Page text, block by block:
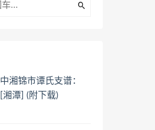
中湘锦市谭氏支谱：
[湘潭] (附下载)